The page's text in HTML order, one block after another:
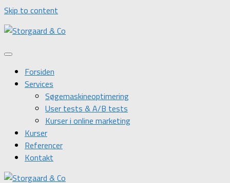
Skip to content
Forsiden
Services
Søgemaskineoptimering
User tests & A/B tests
Kurser i online marketing
Kurser
Referencer
Kontakt